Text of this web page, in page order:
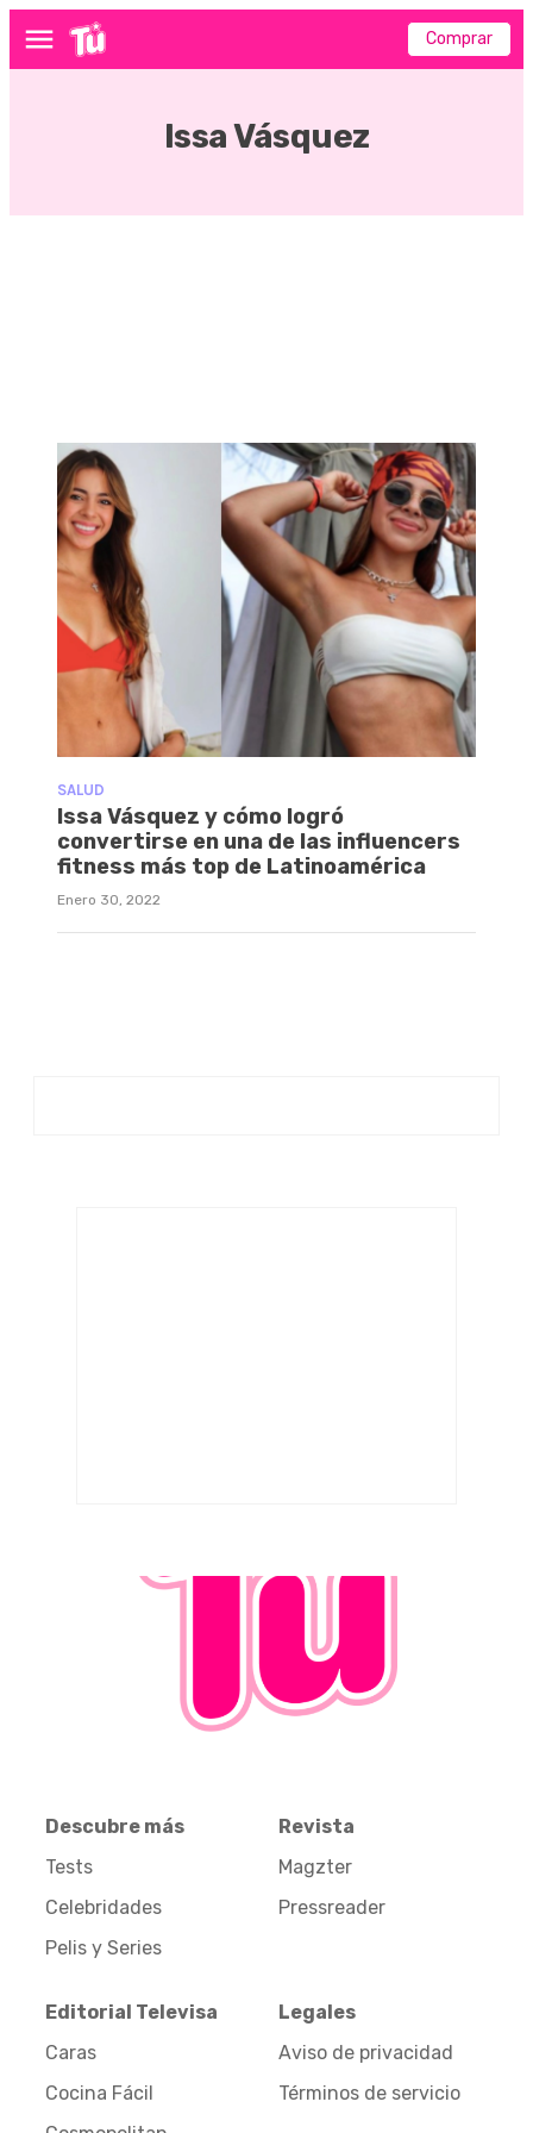
Menú Comprar
Issa Vásquez
SALUD
Issa Vásquez y cómo logró
convertirse en una de las influencers
fitness más top de Latinoamérica
Enero 30, 2022
Descubre más
Tests
Celebridades
Pelis y Series
Revista
Magzter
Pressreader
Editorial Televisa
Caras
Cocina Fácil
Legales
Aviso de privacidad
Términos de servicio